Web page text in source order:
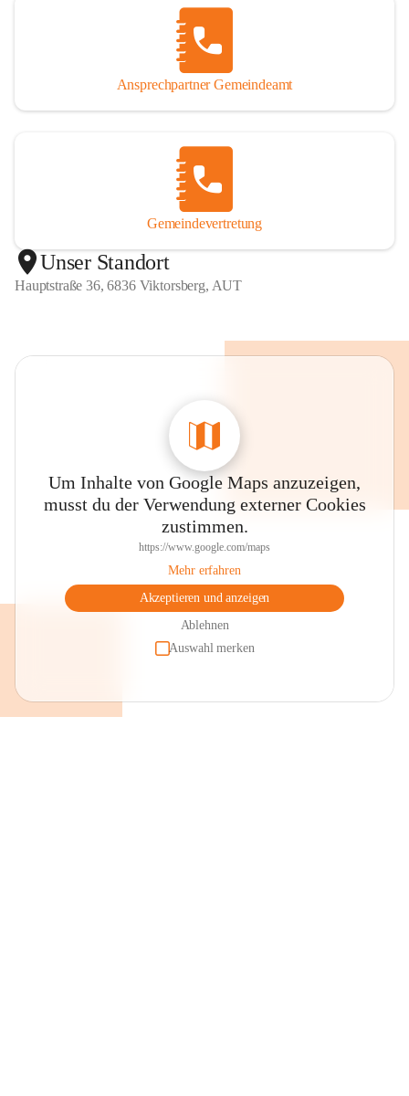
Ansprechpartner Gemeindeamt
Gemeindevertretung
Unser Standort
Hauptstraße 36, 6836 Viktorsberg, AUT
Um Inhalte von Google Maps anzuzeigen,
musst du der Verwendung externer Cookies
zustimmen.
https://www.google.com/maps
Mehr erfahren
Akzeptieren und anzeigen
Ablehnen
Auswahl merken